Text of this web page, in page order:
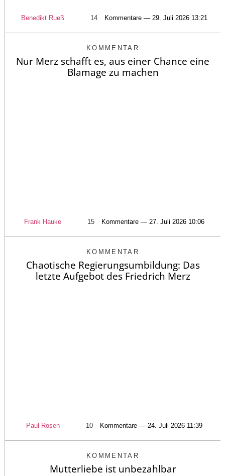
Benedikt Rueß 14 Kommentare — 29. Juli 2026 13:21
KOMMENTAR
Nur Merz schafft es, aus einer Chance eine
Blamage zu machen
Frank Hauke 15 Kommentare — 27. Juli 2026 10:06
KOMMENTAR
Chaotische Regierungsumbildung: Das
letzte Aufgebot des Friedrich Merz
Paul Rosen 10 Kommentare — 24. Juli 2026 11:39
KOMMENTAR
Mutterliebe ist unbezahlbar